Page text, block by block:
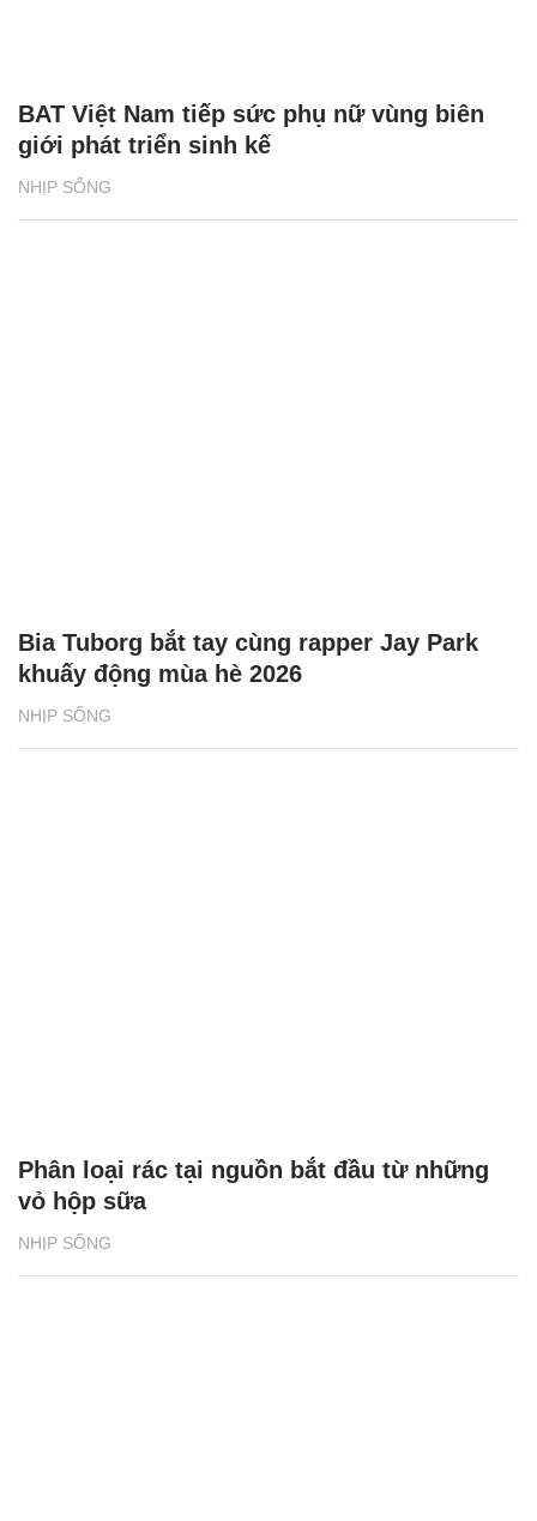
NHỊP SỐNG
BAT Việt Nam tiếp sức phụ nữ vùng biên
giới phát triển sinh kế
NHỊP SỐNG
Bia Tuborg bắt tay cùng rapper Jay Park
khuấy động mùa hè 2026
NHỊP SỐNG
Phân loại rác tại nguồn bắt đầu từ những
vỏ hộp sữa